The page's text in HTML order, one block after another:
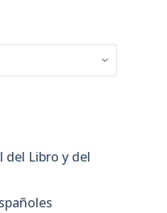
del Libro y del